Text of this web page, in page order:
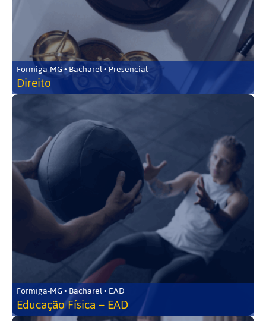
Formiga-MG • Bacharel • Presencial
Direito
Formiga-MG • Bacharel • EAD
Educação Física – EAD